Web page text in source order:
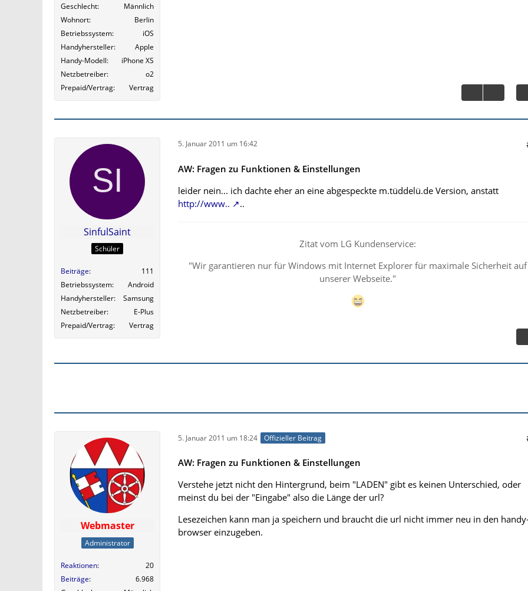
Geschlecht
Männlich
Wohnort
Berlin
Betriebssystem
iOS
Handyhersteller
Apple
Handy-Modell
iPhone XS
Netzbetreiber
o2
Prepaid/Vertrag
Vertrag
SinfulSaint
Schüler
Beiträge
111
Betriebssystem
Android
Handyhersteller
Samsung
Netzbetreiber
E-Plus
Prepaid/Vertrag
Vertrag
5. Januar 2011 um 16:42
AW: Fragen zu Funktionen & Einstellungen
leider nein... ich dachte eher an eine abgespeckte m.tüddelü.de Version, anstatt
http://www..
..
Zitat vom LG Kundenservice:
"Wir garantieren nur für Windows mit Internet Explorer für maximale Sicherheit auf
unserer Webseite."
Webmaster
Administrator
Reaktionen
20
Beiträge
6.968
5. Januar 2011 um 18:24 Offizieller Beitrag
AW: Fragen zu Funktionen & Einstellungen
Verstehe jetzt nicht den Hintergrund, beim "LADEN" gibt es keinen Unterschied, oder
meinst du bei der "Eingabe" also die Länge der url?
Lesezeichen kann man ja speichern und braucht die url nicht immer neu in den
browser einzugeben.